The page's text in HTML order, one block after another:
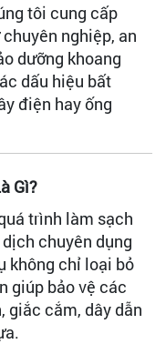
tôi cung cấp
nghiệp, an
dưỡng khoang
dấu hiệu bất
điện hay ống
Gì?
trình làm sạch
chuyên dụng
không chỉ loại bỏ
giúp bảo vệ các
giắc cắm, dây dẫn